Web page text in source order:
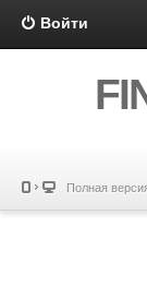
Войти
Полная